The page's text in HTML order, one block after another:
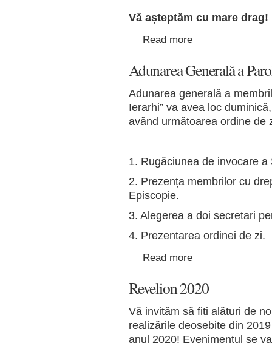
Vă așteptăm cu mare drag!
Read more
Adunarea Generală a
Adunarea generală a
Ierarhi” va avea loc
având următoarea ordine de
1. Rugăciunea de invocare a
2. Prezența membrilor cu
Episcopie.
3. Alegerea a doi secretari
4. Prezentarea ordinei de zi.
Read more
Revelion 2020
Vă invităm să fiți alături de
realizările deosebite din
anul 2020! Evenimentul se